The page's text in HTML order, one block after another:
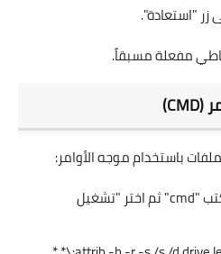
"استعادة".
مفعلة مسبقاً.
باستخدام موجه الأوامر:
افتح قائمة البداية واكتب "cmd" ثم اختر "تشغيل